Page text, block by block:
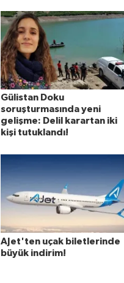
Gülistan Doku
soruşturmasında yeni
gelişme: Delil karartan iki
kişi tutuklandı!
AJet'ten uçak biletlerinde
büyük indirim!